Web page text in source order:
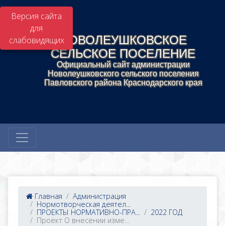
Версия сайта
для
слабовидящихНОВОЛЕУШКОВСКОЕ
СЕЛЬСКОЕ ПОСЕЛЕНИЕ
Официальный сайт администрации
Новолеушковского сельского поселения
Павловского района Краснодарского края
Главная
Администрация
Нормотворческая деятел...
ПРОЕКТЫ НОРМАТИВНО-ПРА...
2022 ГОД
Проект О внесении изме...